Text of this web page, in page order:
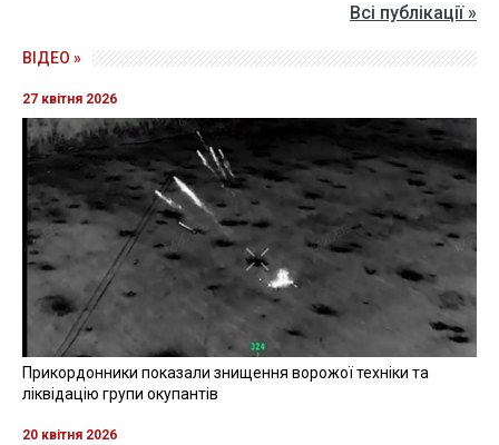
Всі публікації »
ВІДЕО »
27 квітня 2026
Прикордонники показали знищення ворожої техніки та
ліквідацію групи окупантів
20 квітня 2026